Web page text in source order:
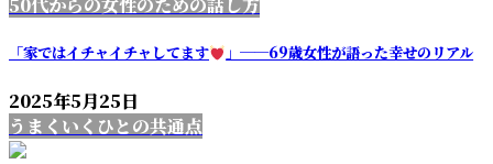
50代からの女性のための話し方
「家ではイチャイチャしてます 」──69歳女性が語った幸せのリアル
2025年5月25日
うまくいくひとの共通点